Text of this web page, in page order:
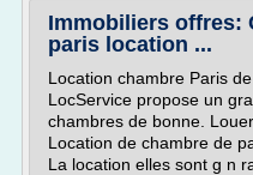
Immobiliers offres:
paris location ...
Location chambre Paris
LocService propose un
chambres de bonne.
Location de chambre de
La location elles sont g n